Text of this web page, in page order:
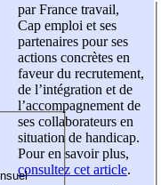
par France travail,
Cap emploi et ses
partenaires pour ses
actions concrètes en
faveur du recrutement,
de l’intégration et de
l’accompagnement de
ses collaborateurs en
situation de handicap.
Pour en savoir plus,
consultez cet article.